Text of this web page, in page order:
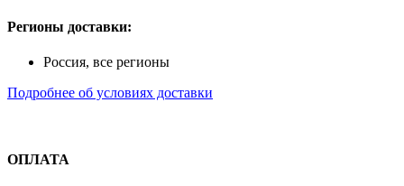
Регионы доставки:
Россия, все регионы
Подробнее об условиях доставки
ОПЛАТА